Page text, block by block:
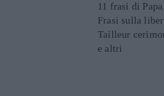
11 frasi di
Frasi sulla
Tailleur
e altri